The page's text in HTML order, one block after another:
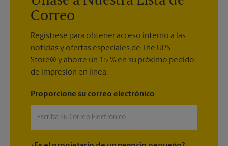
Correo
Regístrese para obtener acceso interno a las
noticias y ofertas especiales de The UPS
Store® y ahorre un 15 % en su próximo pedido
de impresión en línea.
Proporcione su correo electrónico